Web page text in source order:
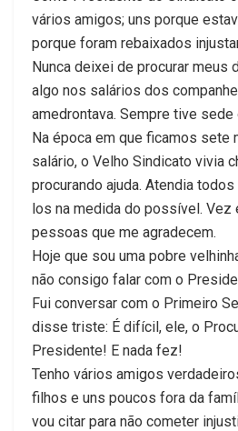
vários amigos; uns porque
porque foram rebaixados
Nunca deixei de procurar meus
algo nos salários dos
amedrontava. Sempre tive sede
Na época em que ficamos sete
salário, o Velho Sindicato vivia
procurando ajuda. Atendia
los na medida do possível. Vez
pessoas que me agradecem.
Hoje que sou uma pobre
não consigo falar com o
Fui conversar com o Primeiro
disse triste: É difícil, ele, o
Presidente! E nada fez!
Tenho vários amigos
filhos e uns poucos fora da
vou citar para não cometer